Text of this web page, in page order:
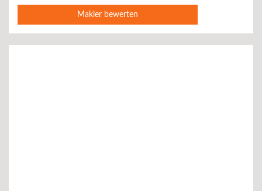
Makler bewerten